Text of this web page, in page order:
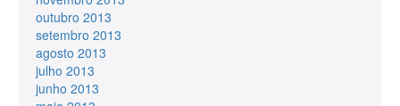
outubro 2013
setembro 2013
agosto 2013
julho 2013
junho 2013